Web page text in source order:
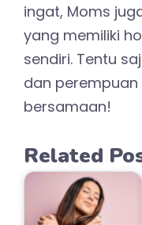
ingat, Moms
yang memiliki
sendiri. Tentu
dan
bersamaan!
Related